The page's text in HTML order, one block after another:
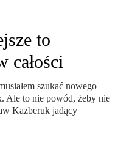
to
całości
szukać nowego
Ale to nie powód, żeby nie
Kazberuk jadący